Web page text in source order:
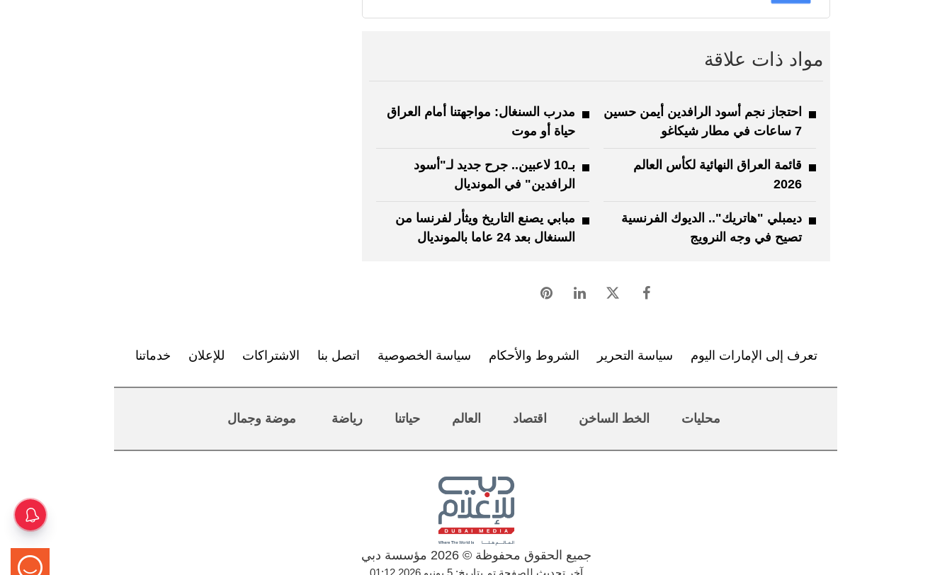
مواد ذات علاقة
احتجاز نجم أسود الرافدين أيمن حسين
7 ساعات في مطار شيكاغو
مدرب السنغال: مواجهتنا أمام العراق
حياة أو موت
قائمة العراق النهائية لكأس العالم
2026
بـ10 لاعبين.. جرح جديد لـ"أسود
الرافدين" في المونديال
ديمبلي "هاتريك".. الديوك الفرنسية
تصيح في وجه النرويج
مبابي يصنع التاريخ ويثأر لفرنسا من
السنغال بعد 24 عاما بالمونديال
تعرف إلى الإمارات اليوم سياسة التحرير الشروط والأحكام سياسة الخصوصية اتصل بنا الاشتراكات للإعلان خدماتنا
محليات الخط الساخن اقتصاد العالم حياتنا رياضة موضة وجمال
جميع الحقوق محفوظة © 2026 مؤسسة دبي
آخر تحديث للصفحة تم بتاريخ: 5 يونيو 2026 01:12